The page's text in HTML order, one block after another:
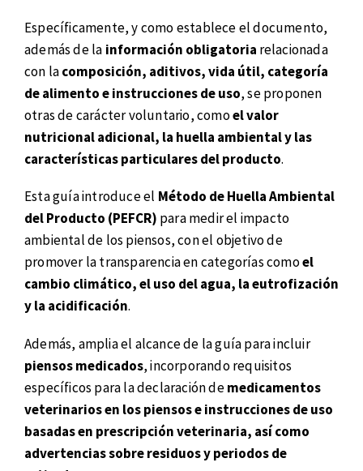
Específicamente, y como establece el documento,
además de la información obligatoria relacionada
con lacomposición, aditivos, vida útil, categoría
de alimento e instrucciones de uso, se proponen
otras de carácter voluntario, comoel valor
nutricional adicional, la huella ambiental y las
características particulares del producto.
Esta guía introduce el Método de Huella Ambiental
del Producto (PEFCR) para medir el impacto
ambiental de los piensos, con el objetivo de
promover la transparencia en categorías comoel
cambio climático, el uso del agua, la eutrofización
y la acidificación.
Además, amplia el alcance de la guía para incluir
piensos medicados, incorporando requisitos
específicos para la declaración demedicamentos
veterinarios en los piensos e instrucciones de uso
basadas en prescripción veterinaria, así como
advertencias sobre residuos y periodos de